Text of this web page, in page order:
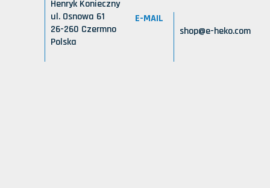
Henryk Konieczny
ul. Osnowa 61
26-260 Czermno
Polska
E-MAIL
shop@e-heko.com